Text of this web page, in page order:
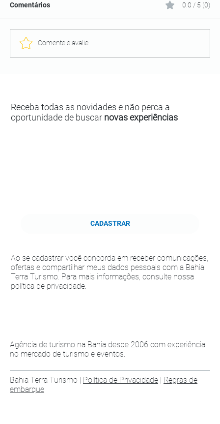
Comentários 0.0 / 5 (0)
Comente e avalie
Agência de turismo na Bahia desde 2006 com experiência
no mercado de turismo e eventos.
Bahia Terra Turismo | Política de Privacidade | Regras de
embarque
Receba todas as novidades e não perca a
oportunidade de buscar novas experiências
CADASTRAR
Ao se cadastrar você concorda em receber comunicações,
ofertas e compartilhar meus dados pessoais com a Bahia
Terra Turismo. Para mais informações, consulte nossa
política de privacidade.